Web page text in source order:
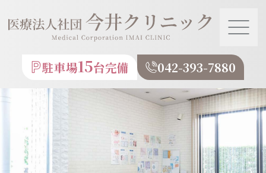
東村山市東村山市の【今井
クリニック】美容皮膚科
内科 整形外科
駐車場15台完備 042-393-7880